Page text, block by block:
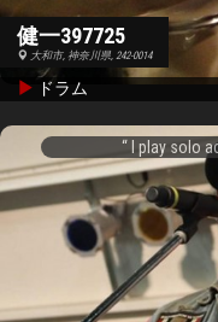
健一397725
大和市, 神奈川県, 242-0014
ドラム
I play solo